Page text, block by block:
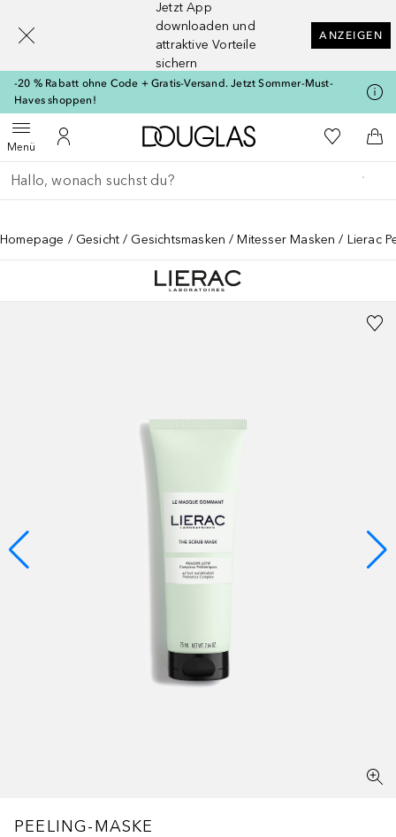
Jetzt App
downloaden und
attraktive Vorteile
sichern
ANZEIGEN
-20 % Rabatt ohne Code + Gratis-Versand. Jetzt Sommer-Must-
Haves shoppen!
MenüMenü öffnenZu Meinem Kundenkonto
Zur Douglas Startseite
Zu Meiner
Gehe zurück
Suche ausführen
Homepage Gesicht Gesichtsmasken Mitesser Masken Lierac
PEELING-MASKE
[navigation.slideout.screenreader]